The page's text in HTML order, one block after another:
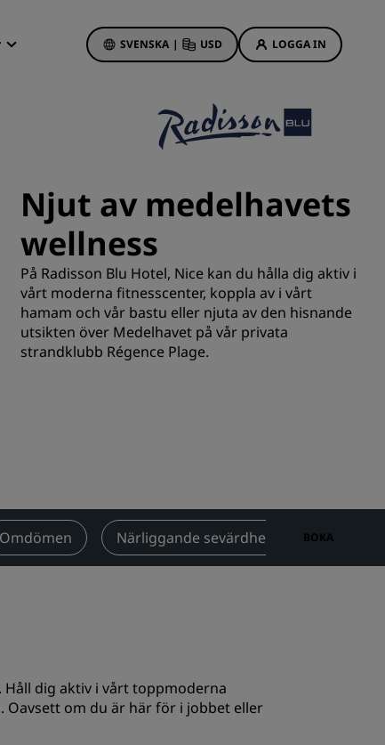
SVENSKA | USD LOGGA IN
Hotellerbjudanden
Första gången gillt
Förhandsboka
Se våra paket
Reseidéer
Affärsresenär
Hotell i centrum
Besök vår blogg
Så här använder du poäng
Njut av medelhavets
wellness
På Radisson Blu Hotel, Nice kan du hålla dig aktiv i
vårt moderna fitnesscenter, koppla av i vårt
hamam och vår bastu eller njuta av den hisnande
utsikten över Medelhavet på vår privata
strandklubb Régence Plage.
Omdömen Närliggande sevärdheter Kontakt
BOKA
dig aktiv i vårt toppmoderna
Oavsett om du är här för i jobbet eller